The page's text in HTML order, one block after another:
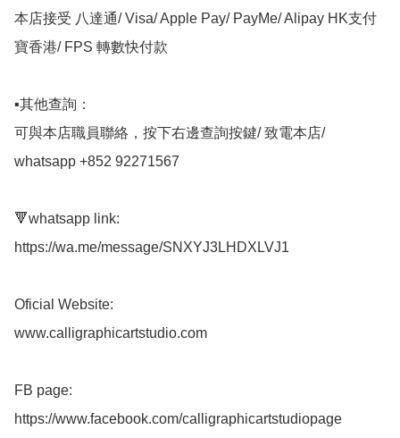
本店接受 八達通/ Visa/ Apple Pay/ PayMe/ Alipay HK支付
寶香港/ FPS 轉數快付款
▪️其他查詢：
可與本店職員聯絡，按下右邊查詢按鍵/ 致電本店/
whatsapp +852 92271567
🔻whatsapp link:
https://wa.me/message/SNXYJ3LHDXLVJ1
Oficial Website:
www.calligraphicartstudio.com
FB page:
https://www.facebook.com/calligraphicartstudiopage